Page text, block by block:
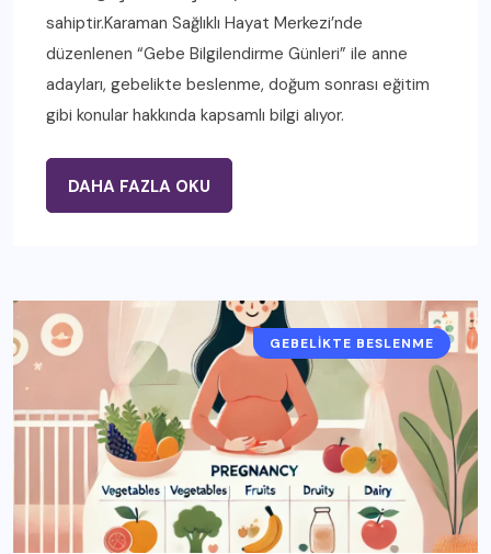
sahiptir.Karaman Sağlıklı Hayat Merkezi’nde
düzenlenen “Gebe Bilgilendirme Günleri” ile anne
adayları, gebelikte beslenme, doğum sonrası eğitim
gibi konular hakkında kapsamlı bilgi alıyor.
DAHA FAZLA OKU
GEBELIKTE BESLENME